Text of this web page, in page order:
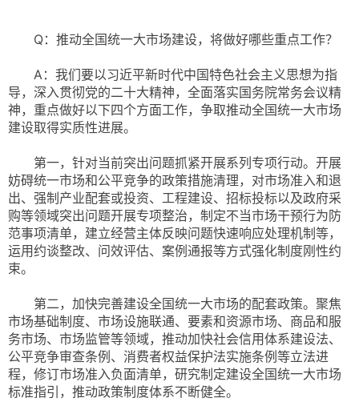
Q：推动全国统一大市场建设，将做好哪些重点工作？
A：我们要以习近平新时代中国特色社会主义思想为指
导，深入贯彻党的二十大精神，全面落实国务院常务会议精
神，重点做好以下四个方面工作，争取推动全国统一大市场
建设取得实质性进展。
第一，针对当前突出问题抓紧开展系列专项行动。开展
妨碍统一市场和公平竞争的政策措施清理，对市场准入和退
出、强制产业配套或投资、工程建设、招标投标以及政府采
购等领域突出问题开展专项整治，制定不当市场干预行为防
范事项清单，建立经营主体反映问题快速响应处理机制等，
运用约谈整改、问效评估、案例通报等方式强化制度刚性约
束。
第二，加快完善建设全国统一大市场的配套政策。聚焦
市场基础制度、市场设施联通、要素和资源市场、商品和服
务市场、市场监管等领域，推动加快社会信用体系建设法、
公平竞争审查条例、消费者权益保护法实施条例等立法进
程，修订市场准入负面清单，研究制定建设全国统一大市场
标准指引，推动政策制度体系不断健全。